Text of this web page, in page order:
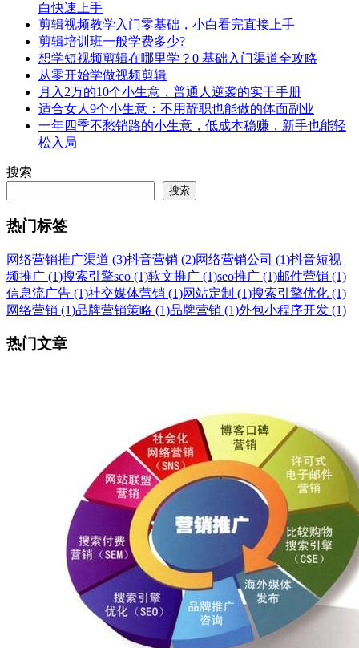
白快速上手
剪辑视频教学入门零基础，小白看完直接上手
剪辑培训班一般学费多少?
想学短视频剪辑在哪里学？0 基础入门渠道全攻略
从零开始学做视频剪辑
月入2万的10个小生意，普通人逆袭的实干手册
适合女人9个小生意：不用辞职也能做的体面副业
一年四季不愁销路的小生意，低成本稳赚，新手也能轻
松入局
搜索
搜索
热门标签
网络营销推广渠道 (3)抖音营销 (2)网络营销公司 (1)抖音短视
频推广 (1)搜索引擎seo (1)软文推广 (1)seo推广 (1)邮件营销 (1)
信息流广告 (1)社交媒体营销 (1)网站定制 (1)搜索引擎优化 (1)
网络营销 (1)品牌营销策略 (1)品牌营销 (1)外包小程序开发 (1)
热门文章